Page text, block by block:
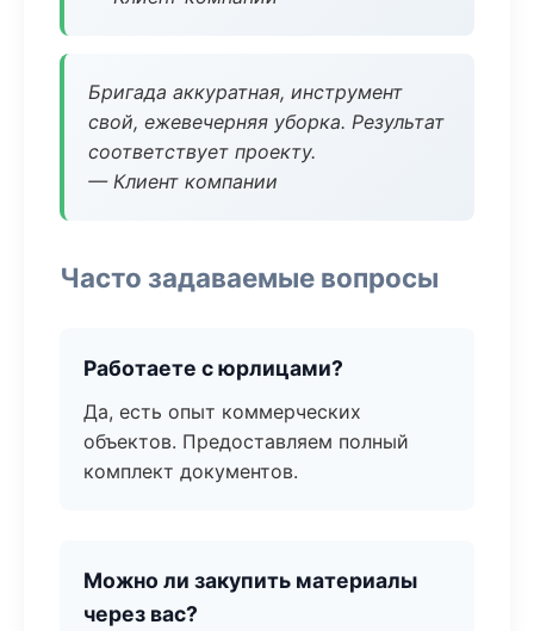
Бригада аккуратная, инструмент
свой, ежевечерняя уборка. Результат
соответствует проекту.
— Клиент компании
Часто задаваемые вопросы
Работаете с юрлицами?
Да, есть опыт коммерческих
объектов. Предоставляем полный
комплект документов.
Можно ли закупить материалы
через вас?